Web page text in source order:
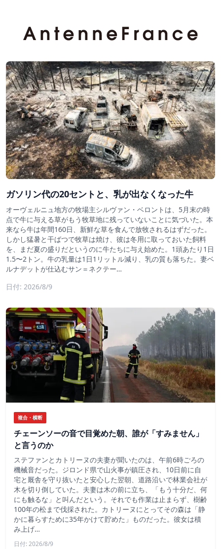
ガソリン代の20セントと、乳が出なくなった牛
オーヴェルニュ地方の牧場主シルヴァン・ベロントは、5月末の時
点で牛に与える草がもう牧草地に残っていないことに気づいた。本
来なら牛は年間160日、新鮮な草を食んで放牧されるはずだった。
しかし猛暑と干ばつで牧草は焼け、彼は冬用に取っておいた飼料
を、まだ夏の盛りだというのに牛たちに与え始めた。1頭あたり1日
1.5〜2トン。牛の乳量は1日1リットル減り、乳の質も落ちた。妻ベ
ルナデットが仕込むサン＝ネクテー…
日付: 2026/8/9
複合・横断
チェーンソーの音で目覚めた朝、誰が「すみません」
と言うのか
ステファンとカトリーヌの夫妻が聞いたのは、午前6時ごろの
機械音だった。ジロンド県で山火事が鎮圧され、10日前に自
宅と厩舎を守り抜いたと安心した翌朝、道路沿いで林業会社が
木を切り倒していた。夫妻は木の前に立ち、「もう十分だ、何
にも触るな」と叫んだという。それでも作業は止まらず、樹齢
100年の松まで伐採された。カトリーヌにとってその森は「静
かに暮らすために35年かけて貯めた」ものだった。彼女は積
み上げ…
日付: 2026/8/9